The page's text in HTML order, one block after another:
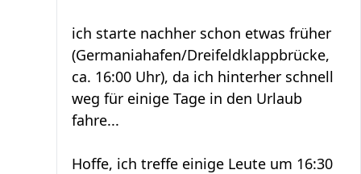
ich starte nachher schon etwas früher
(Germaniahafen/Dreifeldklappbrücke,
ca. 16:00 Uhr), da ich hinterher schnell
weg für einige Tage in den Urlaub
fahre...
Hoffe, ich treffe einige Leute um 16:30